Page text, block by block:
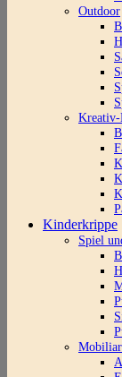
Outdoor
Kreativ-
Kinderkrippe
Spiel